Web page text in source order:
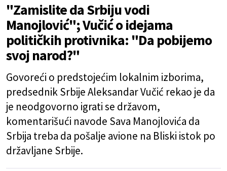
"Zamislite da Srbiju vodi
Manojlović"; Vučić o idejama
političkih protivnika: "Da pobijemo
svoj narod?"
Govoreći o predstojećim lokalnim izborima,
predsednik Srbije Aleksandar Vučić rekao je da
je neodgovorno igrati se državom,
komentarišući navode Sava Manojlovića da
Srbija treba da pošalje avione na Bliski istok po
državljane Srbije.